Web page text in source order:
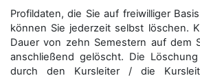
Profildaten, die Sie auf freiwilliger
können Sie jederzeit selbst löschen.
Dauer von zehn Semestern auf dem
anschließend gelöscht. Die
durch den Kursleiter / die